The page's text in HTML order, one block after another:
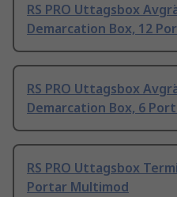
RS PRO Uttagsbox
Demarcation Box, 12
RS PRO Uttagsbox
Demarcation Box, 6
RS PRO Uttagsbox
Portar Multimod